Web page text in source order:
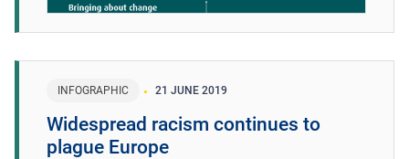
INFOGRAPHIC 21 JUNE 2019
Widespread racism continues to
plague Europe